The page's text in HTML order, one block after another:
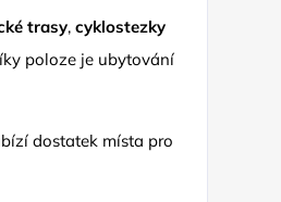
trasy,cyklostezky
poloze je ubytování
dostatek místa pro